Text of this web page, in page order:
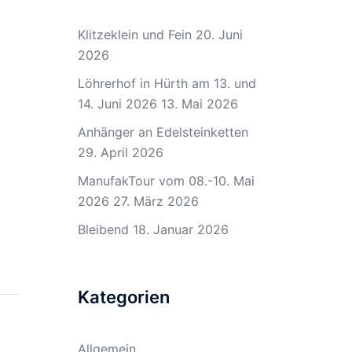
Klitzeklein und Fein 20. Juni
2026
Löhrerhof in Hürth am 13. und
14. Juni 2026 13. Mai 2026
Anhänger an Edelsteinketten
29. April 2026
ManufakTour vom 08.-10. Mai
2026 27. März 2026
Bleibend 18. Januar 2026
Kategorien
Allgemein